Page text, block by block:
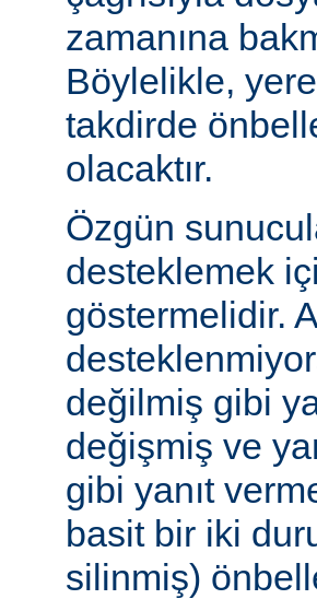
zamanına
Böylelikle,
takdirde
olacaktır.
Özgün
desteklemek
göstermelidir.
değilmiş gibi
değişmiş ve
gibi yanıt
basit bir iki
silinmiş)